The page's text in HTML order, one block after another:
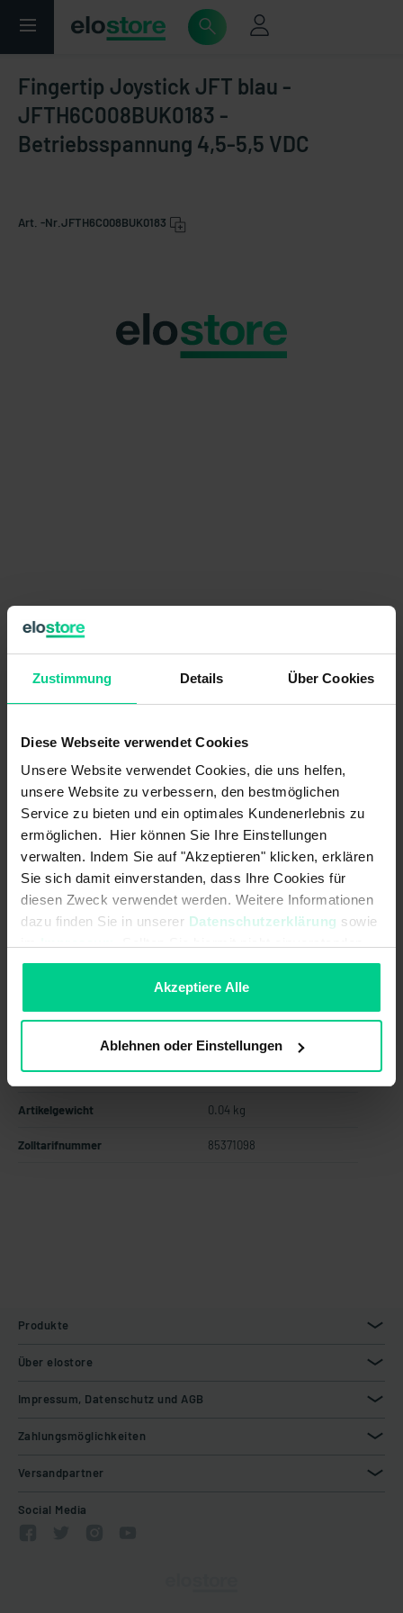
Zustimmung Details Über Cookies
Diese Webseite verwendet Cookies
Unsere Website verwendet Cookies, die uns helfen,
unsere Website zu verbessern, den bestmöglichen
Service zu bieten und ein optimales Kundenerlebnis zu
ermöglichen. Hier können Sie Ihre Einstellungen
verwalten. Indem Sie auf "Akzeptieren" klicken, erklären
Sie sich damit einverstanden, dass Ihre Cookies für
diesen Zweck verwendet werden. Weitere Informationen
dazu finden Sie in unserer Datenschutzerklärung sowie
sein, können Sie die Verwendung von Cookies hier
Akzeptiere Alle
Ablehnen oder Einstellungen
Fingertip Joystick JFT blau -
JFTH6C008BUK0183 -
Betriebsspannung 4,5-5,5 VDC
Art. -Nr. JFTH6C008BUK0183
pro Stück 193,28 €
Stückzahl Preis
ab 6 Stk. 183,62 €
- 5 %
ab 12 Stk.
169,85 €
- 12 %
ab 24 Stk.
152,86 €
- 21 %
137,58 €
ab 96 Stk.
123,82 € - 36 %
In den Warenkorb
Ursprungsland Deutschland
Artikelgewicht 0.04 kg
Zolltarifnummer 85371098
Produkte
Über elostore
Impressum, Datenschutz und AGB
Zahlungsmöglichkeiten
Versandpartner
Social Media